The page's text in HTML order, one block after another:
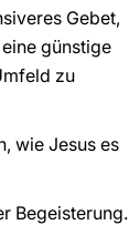
Gebet,
günstige
zu
wie Jesus es
Begeisterung.